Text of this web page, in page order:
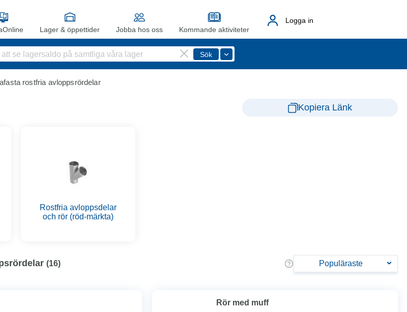
Lager & öppettider Jobba hos oss Kommande aktiviteter
Logga in
rostfria avloppsrördelar
Kopiera Länk
Rostfria avloppsdelar
och rör (röd-märkta)
(16) Populäraste
Rör med muff